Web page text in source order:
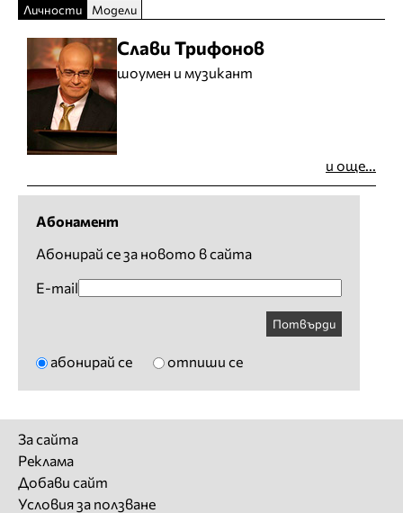
Личности Модели
Слави Трифонов
шоумен и музикант
и още...
Абонамент
Абонирай се за новото в сайта
E-mail
Потвърди
абонирай се отпиши се
За сайта
Реклама
Добави сайт
Условия за ползване